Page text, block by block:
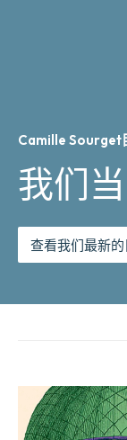
Camille Sourget
我们
查看我们最新的